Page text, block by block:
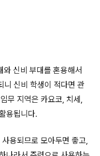
신비 부대를 혼용해서
니 신비 학생이 적다면 관
무 지역은 카요코, 치세,
용됩니다.
용되므로 모아두면 좋고,